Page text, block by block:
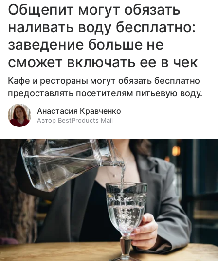
Общепит могут обязать
наливать воду бесплатно:
заведение больше не
сможет включать ее в чек
Кафе и рестораны могут обязать бесплатно
предоставлять посетителям питьевую воду.
Анастасия Кравченко
Автор BestProducts Mail